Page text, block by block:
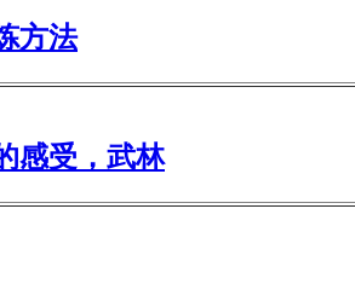
方法
感受，武林